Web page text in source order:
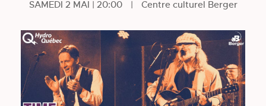
SAMEDI 2 MAI | 20:00 | Centre culturel Berger